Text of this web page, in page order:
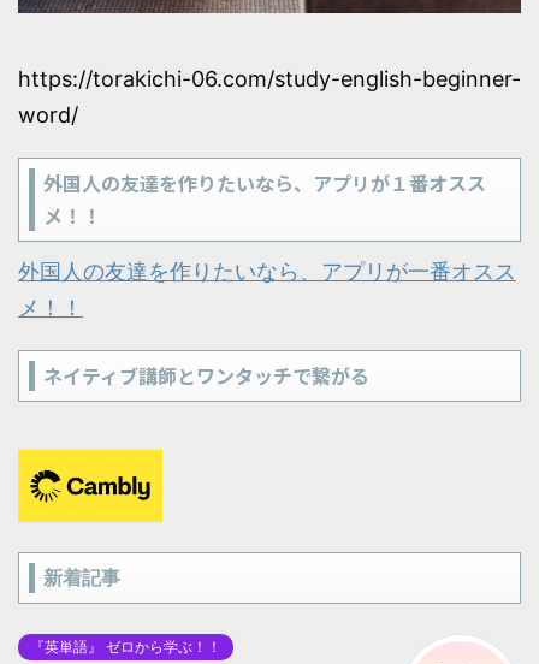
https://torakichi-06.com/study-english-beginner-
word/
外国人の友達を作りたいなら、アプリが１番オスス
メ！！
外国人の友達を作りたいなら、アプリが一番オスス
メ！！
ネイティブ講師とワンタッチで繋がる
新着記事
『英単語』 ゼロから学ぶ！！